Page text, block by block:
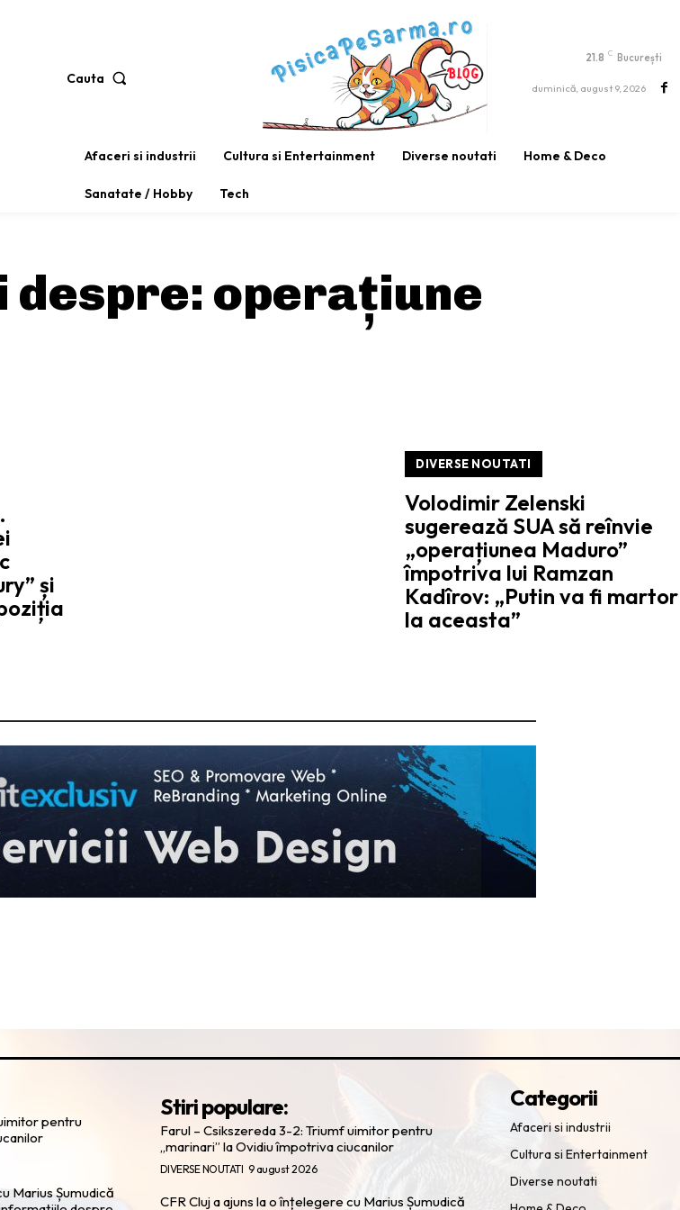
Cauta
21.8 C București
duminică, august 9, 2026
Afaceri si industrii Cultura si Entertainment Diverse noutati Home & Deco
Sanatate / Hobby Tech
despre: operațiune
și
DIVERSE NOUTATI
Volodimir Zelenski
sugerează SUA să reînvie
„operațiunea Maduro”
împotriva lui Ramzan
Kadîrov: „Putin va fi martor
la aceasta”
pentru
Marius Șumudică
Stiri populare:
Farul – Csikszereda 3-2: Triumf uimitor pentru
„marinari” la Ovidiu împotriva ciucanilor
DIVERSE NOUTATI 9 august 2026
CFR Cluj a ajuns la o înțelegere cu Marius Șumudică
Categorii
Afaceri si industrii
Cultura si Entertainment
Diverse noutati